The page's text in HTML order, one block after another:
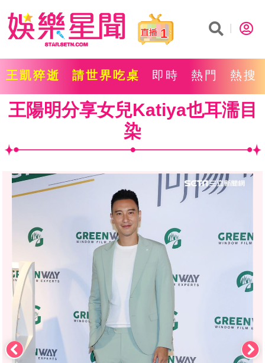
1
王凱猝逝 請世界吃桌 即時 熱門 熱搜
王陽明分享女兒Katiya也耳濡目
染